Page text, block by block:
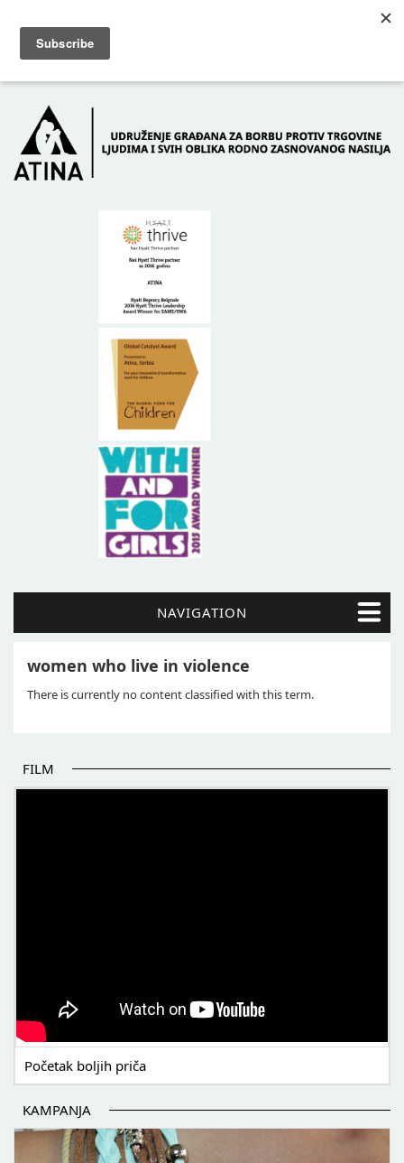
POČETNA O NAMA
NAVIGATION
women who live in violence
There is currently no content classified with this term.
FILM
Početak boljih priča
KAMPANJA